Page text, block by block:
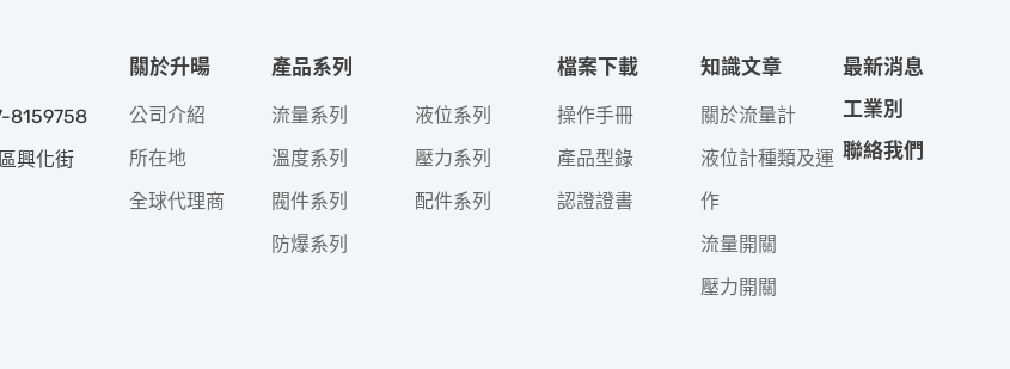
興化街
關於升暘
公司介紹
所在地
全球代理商
產品系列
流量系列
液位系列
溫度系列
壓力系列
閥件系列
配件系列
防爆系列
檔案下載
操作手冊
產品型錄
認證證書
知識文章
關於流量計
液位計種類及運
作
流量開關
壓力開關
最新消息
工業別
聯絡我們